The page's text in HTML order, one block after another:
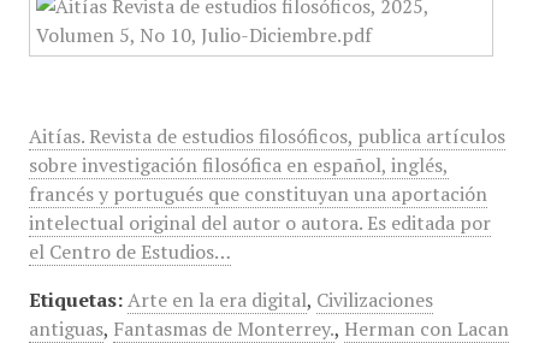
Aitías. Revista de estudios filosóficos, publica artículos
sobre investigación filosófica en español, inglés,
francés y portugués que constituyan una aportación
intelectual original del autor o autora. Es editada por
el Centro de Estudios…
Etiquetas: Arte en la era digital, Civilizaciones
antiguas, Fantasmas de Monterrey., Herman con Lacan